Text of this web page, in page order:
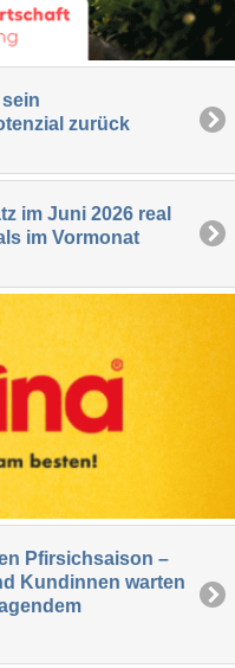
zurück
im Juni 2026 real
im Vormonat
Pfirsichsaison –
Kundinnen warten